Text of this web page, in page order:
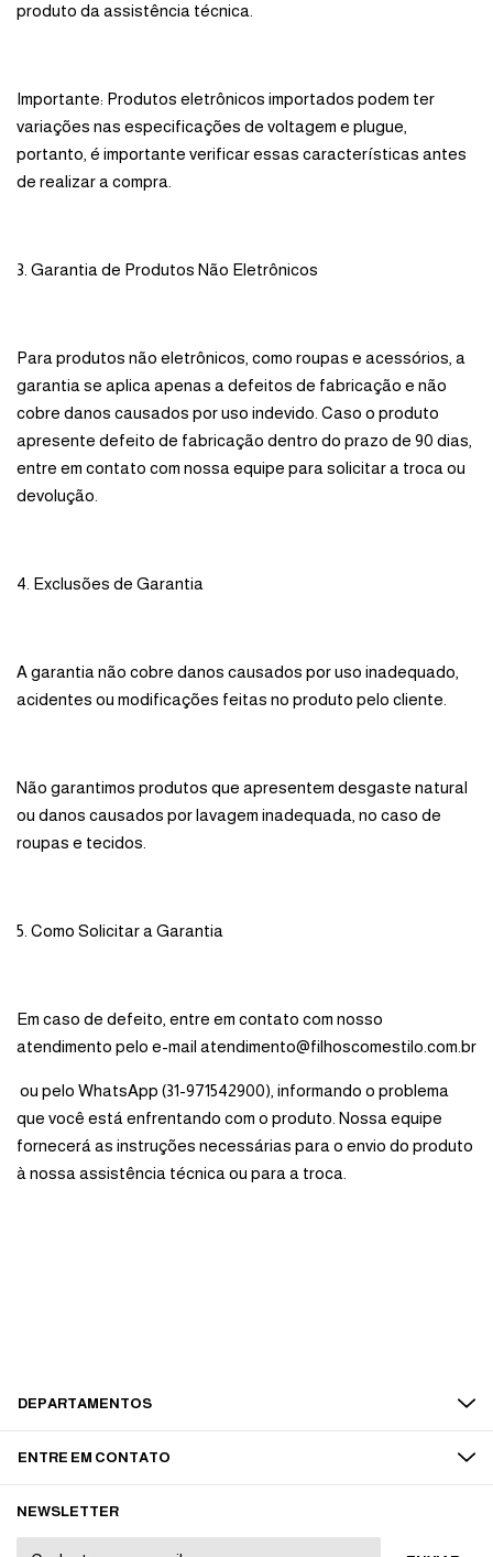
produto da assistência técnica.
Importante: Produtos eletrônicos importados podem ter
variações nas especificações de voltagem e plugue,
portanto, é importante verificar essas características antes
de realizar a compra.
3. Garantia de Produtos Não Eletrônicos
Para produtos não eletrônicos, como roupas e acessórios, a
garantia se aplica apenas a defeitos de fabricação e não
cobre danos causados por uso indevido. Caso o produto
apresente defeito de fabricação dentro do prazo de 90 dias,
entre em contato com nossa equipe para solicitar a troca ou
devolução.
4. Exclusões de Garantia
A garantia não cobre danos causados por uso inadequado,
acidentes ou modificações feitas no produto pelo cliente.
Não garantimos produtos que apresentem desgaste natural
ou danos causados por lavagem inadequada, no caso de
roupas e tecidos.
5. Como Solicitar a Garantia
Em caso de defeito, entre em contato com nosso
atendimento pelo e-mail atendimento@filhoscomestilo.com.br
ou pelo WhatsApp (31-971542900), informando o problema
que você está enfrentando com o produto. Nossa equipe
fornecerá as instruções necessárias para o envio do produto
à nossa assistência técnica ou para a troca.
DEPARTAMENTOS
ENTRE EM CONTATO
NEWSLETTER